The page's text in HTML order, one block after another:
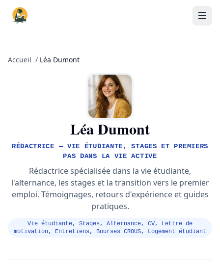
Accueil / Léa Dumont
Léa Dumont
RÉDACTRICE — VIE ÉTUDIANTE, STAGES ET PREMIERS
PAS DANS LA VIE ACTIVE
Rédactrice spécialisée dans la vie étudiante,
l'alternance, les stages et la transition vers le premier
emploi. Témoignages, retours d'expérience et guides
pratiques.
Vie étudiante, Stages, Alternance, CV, Lettre de
motivation, Entretiens, Bourses CROUS, Logement étudiant